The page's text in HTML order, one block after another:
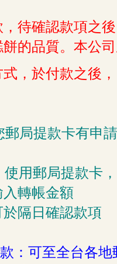
待確認款項之
的品質。本公
，於付款之後
郵局提款卡有申
使用郵局提款
轉帳金額
隔日確認款項
：可至全台各地